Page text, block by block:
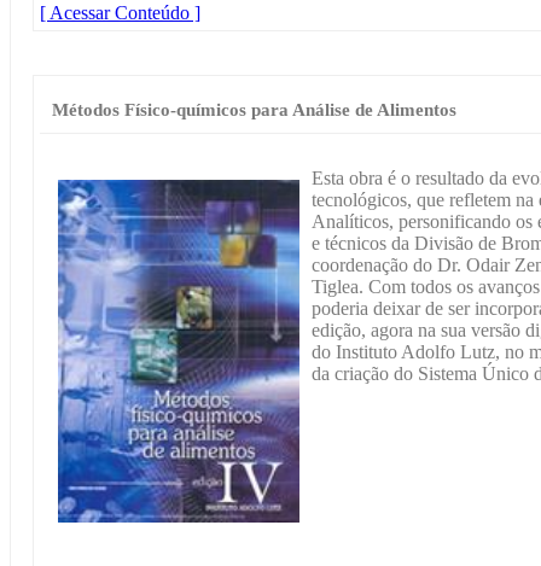
[ Acessar Conteúdo ]
Métodos Físico-químicos para Análise de Alimentos
Esta obra é o resultado da
tecnológicos, que refletem na
Analíticos, personificando os
e técnicos da Divisão de
coordenação do Dr. Odair
Tiglea. Com todos os
poderia deixar de ser
edição, agora na sua versão
do Instituto Adolfo Lutz, no
da criação do Sistema Único